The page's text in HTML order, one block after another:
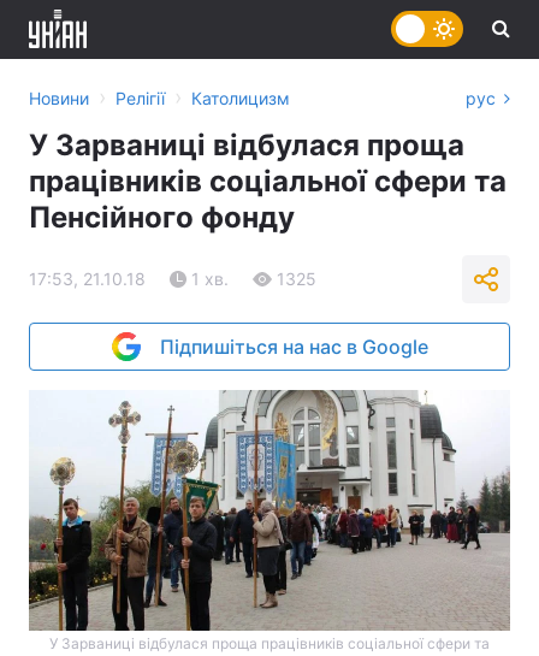
Новини › Релігії › Католицизм рус
У Зарваниці відбулася проща
працівників соціальної сфери та
Пенсійного фонду
17:53, 21.10.18 1 хв. 1325
Підпишіться на нас в Google
У Зарваниці відбулася проща працівників соціальної сфери та